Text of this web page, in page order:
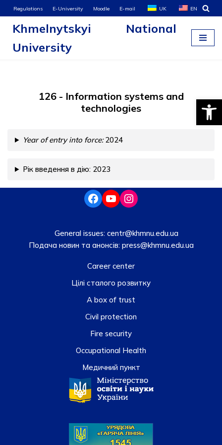
Skip
content
Regulations E-University Moodle E-mail UK EN
Khmelnytskyi National
University
126 - Information systems and
technologies
Year of entry into force:2024
Рік введення в дію: 2023
General issues: centr@khmnu.edu.ua
Подача новин та анонсів:press@khmnu.edu.ua
Career center
Цілі сталого розвитку
A box of trust
Civil protection
Fire security
Occupational Health
Медичний пункт